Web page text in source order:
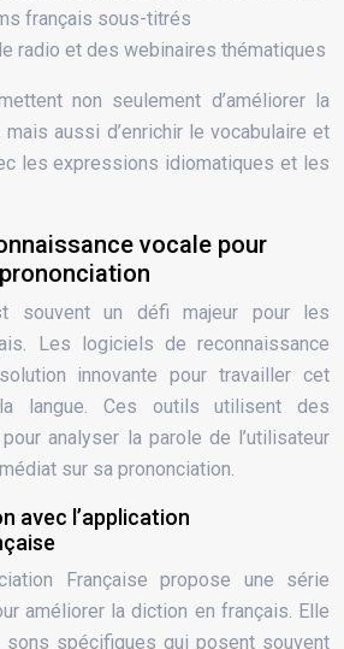
français sous-titrés
radio et des webinaires thématiques
non seulement d’améliorer la
aussi d’enrichir le vocabulaire et
les expressions idiomatiques et les
vocale pour
souvent un défi majeur pour les
Les logiciels de reconnaissance
innovante pour travailler cet
langue. Ces outils utilisent des
analyser la parole de l’utilisateur
sur sa prononciation.
avec l’application
Française propose une série
améliorer la diction en français. Elle
spécifiques qui posent souvent